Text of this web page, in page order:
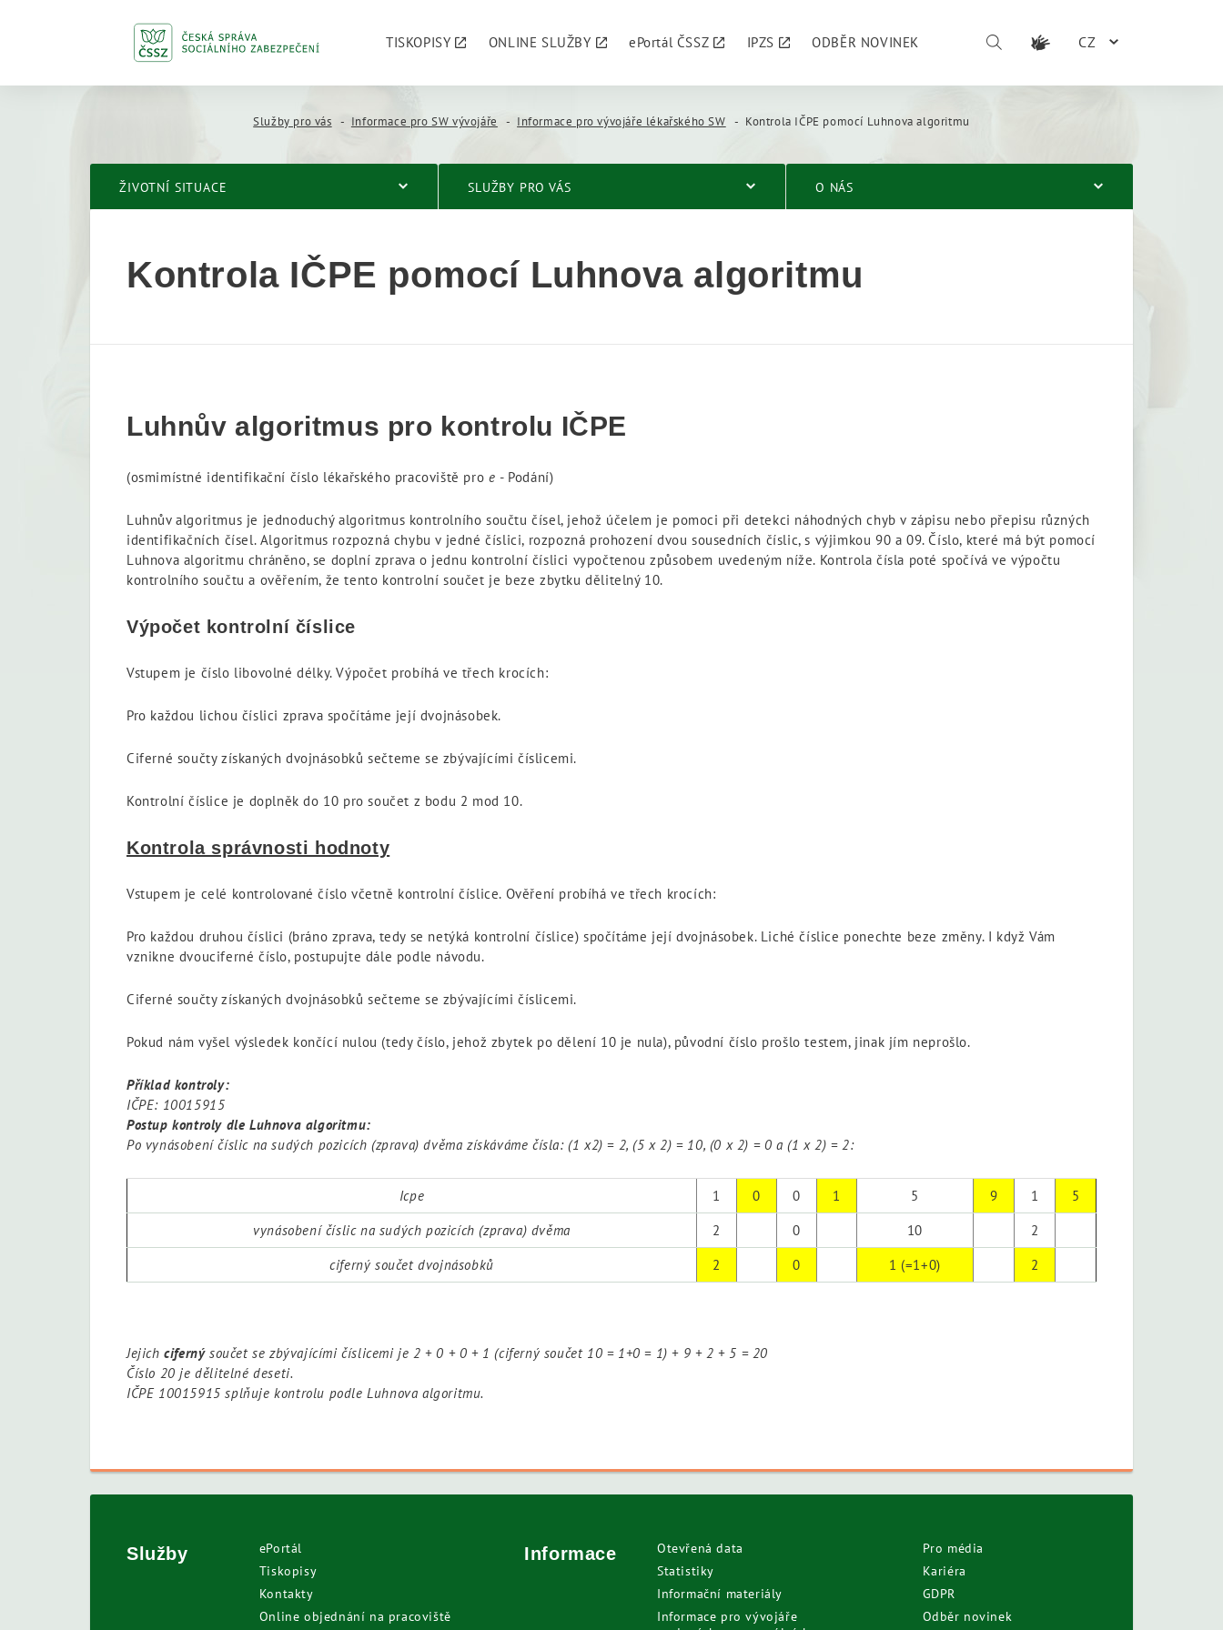
TISKOPISY ONLINE SLUŽBY ePortál ČSSZ IPZS ODBĚR NOVINEK CZ
Služby pro vás Informace pro SW vývojáře Informace pro vývojáře lékařského SW Kontrola IČPE pomocí Luhnova algoritmu
ŽIVOTNÍ SITUACE SLUŽBY PRO VÁS O NÁS
Kontrola IČPE pomocí Luhnova algoritmu
Luhnův algoritmus pro kontrolu IČPE
(osmimístné identifikační číslo lékařského pracoviště pro e - Podání)
Luhnův algoritmus je jednoduchý algoritmus kontrolního součtu čísel, jehož účelem je pomoci při detekci náhodných chyb v zápisu nebo přepisu různých
identifikačních čísel. Algoritmus rozpozná chybu v jedné číslici, rozpozná prohození dvou sousedních číslic, s výjimkou 90 a 09. Číslo, které má být pomocí
Luhnova algoritmu chráněno, se doplní zprava o jednu kontrolní číslici vypočtenou způsobem uvedeným níže. Kontrola čísla poté spočívá ve výpočtu
kontrolního součtu a ověřením, že tento kontrolní součet je beze zbytku dělitelný 10.
Výpočet kontrolní číslice
Vstupem je číslo libovolné délky. Výpočet probíhá ve třech krocích:
Pro každou lichou číslici zprava spočítáme její dvojnásobek.
Ciferné součty získaných dvojnásobků sečteme se zbývajícími číslicemi.
Kontrolní číslice je doplněk do 10 pro součet z bodu 2 mod 10.
Kontrola správnosti hodnoty
Vstupem je celé kontrolované číslo včetně kontrolní číslice. Ověření probíhá ve třech krocích:
Pro každou druhou číslici (bráno zprava, tedy se netýká kontrolní číslice) spočítáme její dvojnásobek. Liché číslice ponechte beze změny. I když Vám
vznikne dvouciferné číslo, postupujte dále podle návodu.
Ciferné součty získaných dvojnásobků sečteme se zbývajícími číslicemi.
Pokud nám vyšel výsledek končící nulou (tedy číslo, jehož zbytek po dělení 10 je nula), původní číslo prošlo testem, jinak jím neprošlo.
Příklad kontroly:
IČPE: 10015915
Postup kontroly dle Luhnova algoritmu:
Po vynásobení číslic na sudých pozicích (zprava) dvěma získáváme čísla: (1 x2) = 2, (5 x 2) = 10, (0 x 2) = 0 a (1 x 2) = 2:
Icpe 1 0 0 1 5 9 1
5
vynásobení číslic na sudých pozicích (zprava) dvěma
2 0 10
2
ciferný součet dvojnásobků
2 0 1 (=1+0) 2
Jejichcifernýsoučet se zbývajícími číslicemi je 2 + 0 + 0 + 1 (ciferný součet 10 = 1+0 = 1) + 9 + 2 + 5 = 20
Číslo 20 je dělitelné deseti.
IČPE 10015915 splňuje kontrolu podle Luhnova algoritmu.
Služby
ePortál
Tiskopisy
Kontakty
Online objednání na pracoviště
Informace
Otevřená data
Statistiky
Informační materiály
Informace pro vývojáře
Pro média
Kariéra
GDPR
Odběr novinek